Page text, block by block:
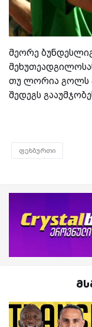
მეორე
თუ ლორია გოლს
შედეგს
ფეხბურთი